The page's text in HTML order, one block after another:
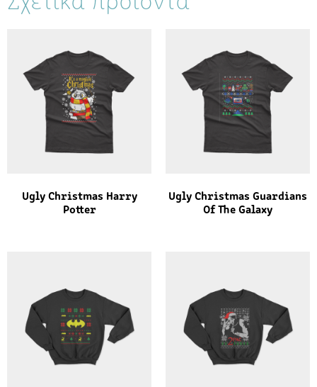
Ugly Christmas Harry
Potter
Ugly Christmas Guardians
Of The Galaxy